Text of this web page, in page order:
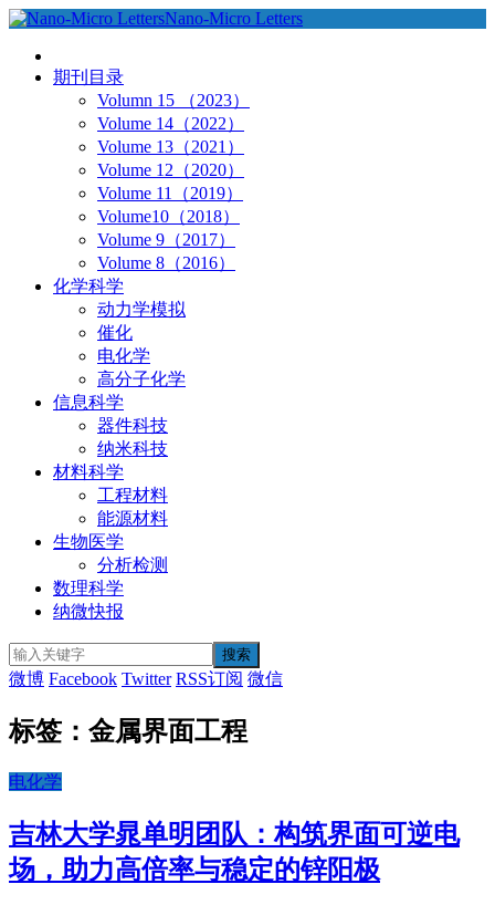
Nano-Micro Letters
期刊目录
Volumn 15 （2023）
Volume 14（2022）
Volume 13（2021）
Volume 12（2020）
Volume 11（2019）
Volume10（2018）
Volume 9（2017）
Volume 8（2016）
化学科学
动力学模拟
催化
电化学
高分子化学
信息科学
器件科技
纳米科技
材料科学
工程材料
能源材料
生物医学
分析检测
数理科学
纳微快报
微博 Facebook Twitter RSS订阅 微信
标签：金属界面工程
电化学
吉林大学晁单明团队：构筑界面可逆电
场，助力高倍率与稳定的锌阳极